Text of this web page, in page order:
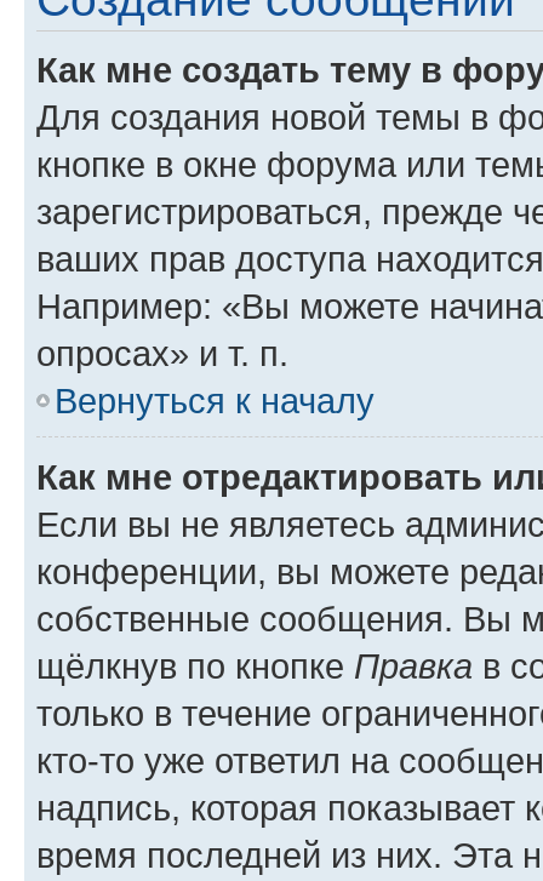
Как мне создать тему в
Для создания новой темы в
кнопке в окне форума или
зарегистрироваться, прежде
ваших прав доступа
Например: «Вы можете
опросах» и т. п.
Вернуться к началу
Как мне отредактировать
Если вы не являетесь
конференции, вы можете
собственные сообщения. Вы
щёлкнув по кнопке Правка в
только в течение
кто-то уже ответил на
надпись, которая показывает
время последней из них. Эта